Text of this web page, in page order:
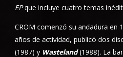
EPque incluye cuatro temas
CROM comenzó su andadura en
años de actividad, publicó dos
(1987) y Wasteland (1988). La